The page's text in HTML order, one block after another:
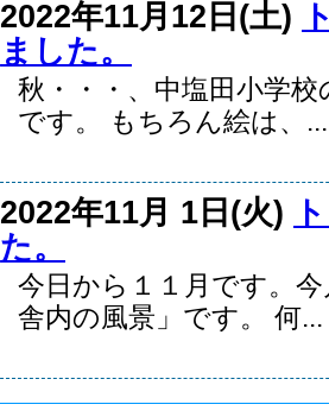
2022年11月12日(土)
ました。
秋・・・、中塩田小学
です。 もちろん絵は、...
2022年11月 1日(火)
た。
今日から１１月です。
舎内の風景」です。 何...